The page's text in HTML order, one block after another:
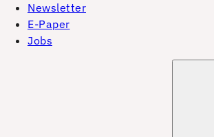
Newsletter
E-Paper
Jobs